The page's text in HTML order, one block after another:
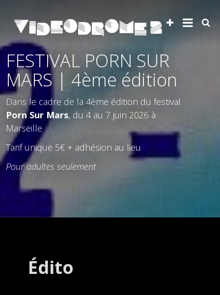
FESTIVAL PORN SUR
MARS | 4ème édition
Dans le cadre de la 4ème édition du festival
Porn Sur Mars, du 4 au 7 juin 2026 à
Marseille
Tarif unique 5€ + adhésion au lieu
Pour adultes seulement
Édito